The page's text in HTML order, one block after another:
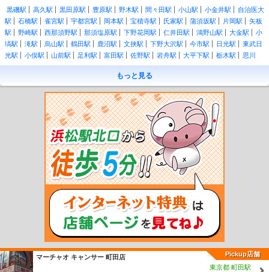
黒磯駅 高久駅 黒田原駅 豊原駅 野木駅 間々田駅 小山駅 小金井駅
自治医大
駅
石橋駅 雀宮駅 宇都宮駅 岡本駅 宝積寺駅 氏家駅 蒲須坂駅 片岡駅
矢板
駅
野崎駅 西那須野駅 那須塩原駅 下野花岡駅 仁井田駅 鴻野山駅 大金駅
小
塙駅
滝駅 烏山駅 鶴田駅 鹿沼駅 文挟駅 下野大沢駅 今市駅 日光駅
東武日
光駅
小俣駅 山前駅 足利駅 富田駅 佐野駅 岩舟駅 大平下駅 栃木駅
思川
駅
県駅 福居駅 東武和泉駅 足利市駅 野州山辺駅 藤岡駅 静和駅
新大平下
東武金崎駅 楡木駅
駅
板荷駅 下小代駅 明神駅 下今市駅 上今市駅 野州平川駅 野州大塚駅
壬生
おもちゃのまち駅 安塚駅 西川田駅 江曽島駅 南宇都宮駅
大谷向駅 大桑駅 新高徳駅 小佐越駅 鬼怒川温泉駅 鬼怒川公園駅
佐野市駅 堀米駅 吉水駅 田沼駅 多田駅 葛生駅 原向駅
間藤駅 久下田駅 寺内駅 真岡駅 北真岡駅 西田井駅 北山駅
多田羅駅 市塙駅 笹原田駅 天矢場駅 茂木駅 龍王峡駅 川治温泉駅
湯西川温泉駅 中三依温泉駅 上三依塩原温泉口駅 男鹿高原駅
もっと見る
Pickup店舗
マーチャオ キャンサー 町田店
東京都 町田駅